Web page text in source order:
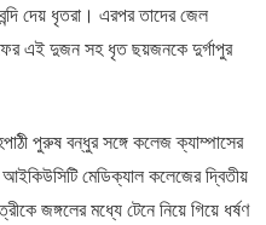
দেয় ধৃতরা। এরপর তাদের জেল
ফের এই দুজন সহ ধৃত ছয়জনকে দুর্গাপুর
পুরুষ বন্ধুর সঙ্গে কলেজ ক্যাম্পাসের
আইকিউসিটি মেডিক্যাল কলেজের দ্বিতীয়
জঙ্গলের মধ্যে টেনে নিয়ে গিয়ে ধর্ষণ